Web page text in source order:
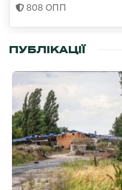
808 ОПП
ПУБЛІКАЦІЇ